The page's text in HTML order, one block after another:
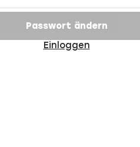
Passwort ändern
Einloggen